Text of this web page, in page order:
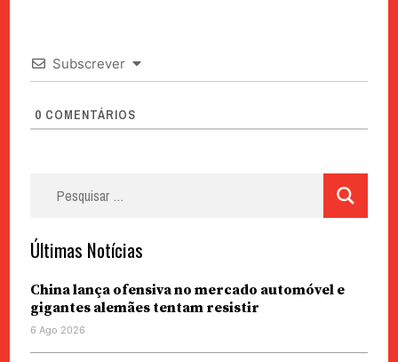
Subscrever
0 COMENTÁRIOS
Últimas Notícias
China lança ofensiva no mercado automóvel e
gigantes alemães tentam resistir
6 Ago 2026